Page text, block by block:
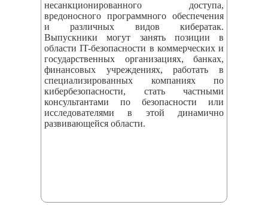
несанкционированного доступа,
вредоносного программного обеспечения
и различных видов кибератак.
Выпускники могут занять позиции в
области IT-безопасности в коммерческих и
государственных организациях, банках,
финансовых учреждениях, работать в
специализированных компаниях по
кибербезопасности, стать частными
консультантами по безопасности или
исследователями в этой динамично
развивающейся области.